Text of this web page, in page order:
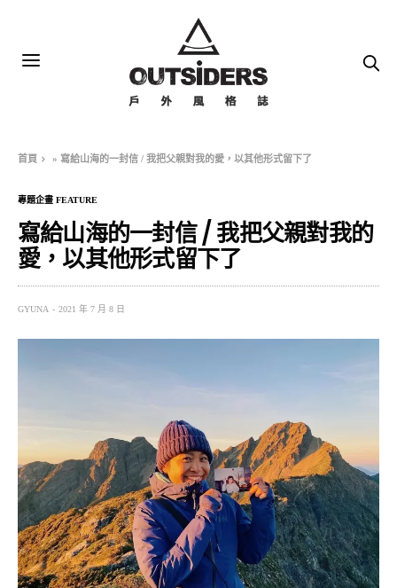
首頁 »寫給山海的一封信 / 我把父親對我的愛，以其他形式留下了
專題企畫 FEATURE
寫給山海的一封信 / 我把父親對我的
愛，以其他形式留下了
GYUNA 2021 年 7 月 8 日